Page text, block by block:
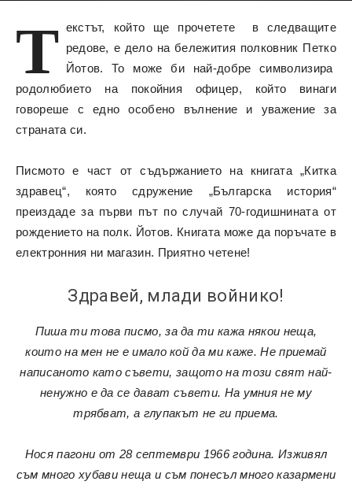
Т екстът, който ще прочетете в следващите
редове, е дело на бележития полковник Петко
Йотов. То може би най-добре символизира
родолюбието на покойния офицер, който винаги
говореше с едно особено вълнение и уважение за
страната си.
Писмото е част от съдържанието на книгата „Китка
здравец“, която сдружение „Българска история“
преиздаде за първи път по случай 70-годишнината от
рождението на полк. Йотов. Книгата може да поръчате в
електронния ни магазин. Приятно четене!
Здравей, млади войнико!
Пиша ти това писмо, за да ти кажа някои неща,
които на мен не е имало кой да ми каже. Не приемай
написаното като съвети, защото на този свят най-
ненужно е да се дават съвети. На умния не му
трябват, а глупакът не ги приема.
Нося пагони от 28 септември 1966 година. Изживял
съм много хубави неща и съм понесъл много казармени